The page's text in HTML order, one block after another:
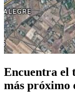
Encuentra el
más próximo